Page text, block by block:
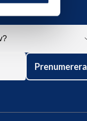
Prenumerera